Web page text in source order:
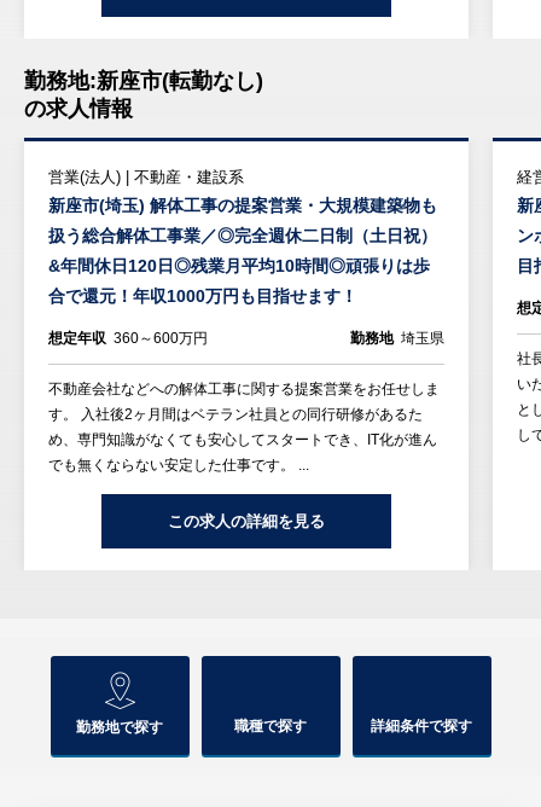
勤務地:新座市(転勤なし)
の求人情報
営業(法人) | 不動産・建設系
新座市(埼玉) 解体工事の提案営業・大規模建築物も
扱う総合解体工事業／◎完全週休二日制（土日祝）
&年間休日120日◎残業月平均10時間◎頑張りは歩
合で還元！年収1000万円も目指せます！
想定年収 360～600万円 勤務地 埼玉県
不動産会社などへの解体工事に関する提案営業をお任せしま
す。 入社後2ヶ月間はベテラン社員との同行研修があるた
め、専門知識がなくても安心してスタートでき、IT化が進ん
でも無くならない安定した仕事です。 ...
この求人の詳細を見る
経
新
ン
想
社
い
と
し
勤務地で探す 職種で探す 詳細条件で探す